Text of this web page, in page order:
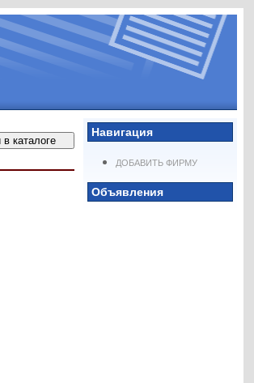
Навигация
ДОБАВИТЬ ФИРМУ
Объявления